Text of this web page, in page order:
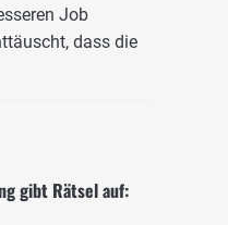
Job
dass die
gibt Rätsel auf: